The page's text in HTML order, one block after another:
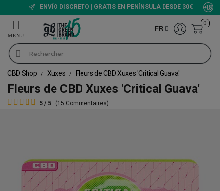
ENVÍO DISCRETO | GRATIS EN PENÍNSULA DESDE 30€
FR
0
CBD Shop Xuxes Fleurs de CBD Xuxes 'Critical Guava'
Fleurs de CBD Xuxes 'Critical Guava'
5 / 5 (15 Commentaires)